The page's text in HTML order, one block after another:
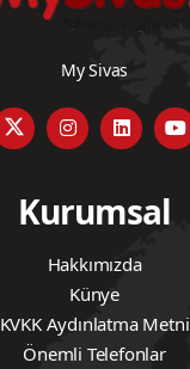
My Sivas
Kurumsal
Hakkımızda
Künye
KVKK Aydınlatma Metni
Önemli Telefonlar